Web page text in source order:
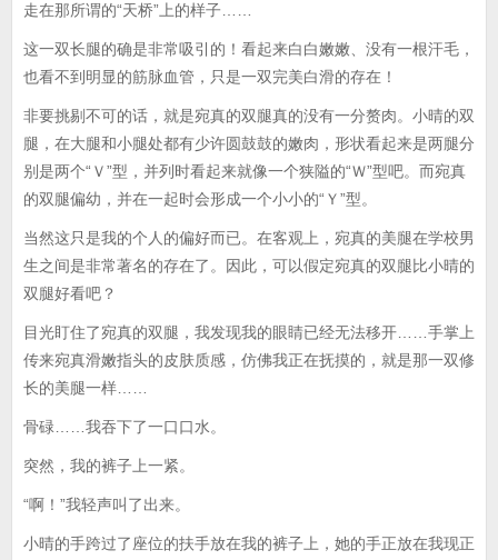
走在那所谓的“天桥”上的样子……
这一双长腿的确是非常吸引的！看起来白白嫩嫩、没有一根汗毛，
也看不到明显的筋脉血管，只是一双完美白滑的存在！
非要挑剔不可的话，就是宛真的双腿真的没有一分赘肉。小晴的双
腿，在大腿和小腿处都有少许圆鼓鼓的嫩肉，形状看起来是两腿分
别是两个“Ｖ”型，并列时看起来就像一个狭隘的“Ｗ”型吧。而宛真
的双腿偏幼，并在一起时会形成一个小小的“Ｙ”型。
当然这只是我的个人的偏好而已。在客观上，宛真的美腿在学校男
生之间是非常著名的存在了。因此，可以假定宛真的双腿比小晴的
双腿好看吧？
目光盯住了宛真的双腿，我发现我的眼睛已经无法移开……手掌上
传来宛真滑嫩指头的皮肤质感，仿佛我正在抚摸的，就是那一双修
长的美腿一样……
骨碌……我吞下了一口口水。
突然，我的裤子上一紧。
“啊！”我轻声叫了出来。
小晴的手跨过了座位的扶手放在我的裤子上，她的手正放在我现正